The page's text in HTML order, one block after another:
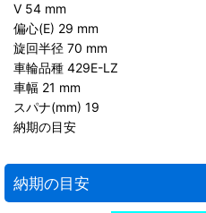
V 54 mm
偏心(E) 29 mm
旋回半径 70 mm
車輪品種 429E-LZ
車幅 21 mm
スパナ(mm) 19
納期の目安
納期の目安